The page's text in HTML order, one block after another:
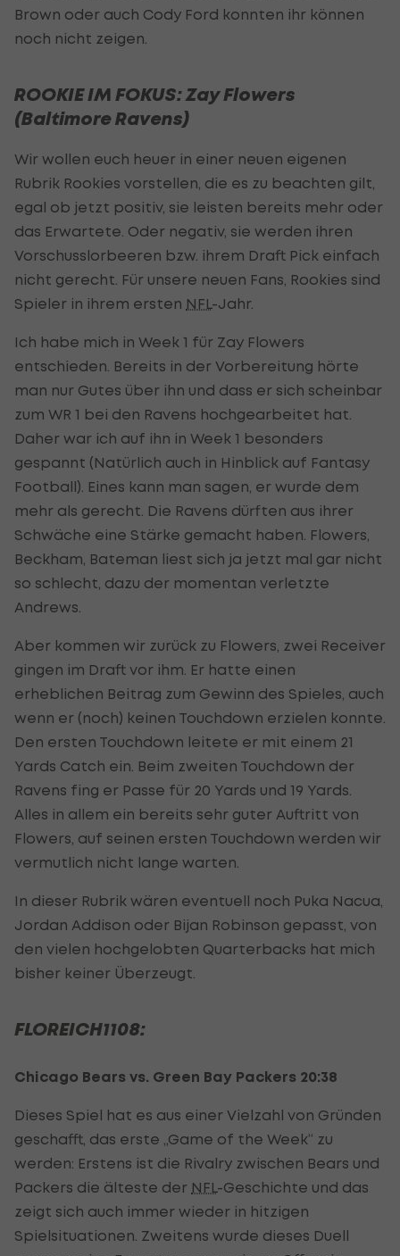
Brown oder auch Cody Ford konnten ihr können
noch nicht zeigen.
ROOKIE IM FOKUS: Zay Flowers
(Baltimore Ravens)
Wir wollen euch heuer in einer neuen eigenen
Rubrik Rookies vorstellen, die es zu beachten gilt,
egal ob jetzt positiv, sie leisten bereits mehr oder
das Erwartete. Oder negativ, sie werden ihren
Vorschusslorbeeren bzw. ihrem Draft Pick einfach
nicht gerecht. Für unsere neuen Fans, Rookies sind
Spieler in ihrem ersten NFL -Jahr.
Ich habe mich in Week 1 für Zay Flowers
entschieden. Bereits in der Vorbereitung hörte
man nur Gutes über ihn und dass er sich scheinbar
zum WR 1 bei den Ravens hochgearbeitet hat.
Daher war ich auf ihn in Week 1 besonders
gespannt (Natürlich auch in Hinblick auf Fantasy
Football). Eines kann man sagen, er wurde dem
mehr als gerecht. Die Ravens dürften aus ihrer
Schwäche eine Stärke gemacht haben. Flowers,
Beckham, Bateman liest sich ja jetzt mal gar nicht
so schlecht, dazu der momentan verletzte
Andrews.
Aber kommen wir zurück zu Flowers, zwei Receiver
gingen im Draft vor ihm. Er hatte einen
erheblichen Beitrag zum Gewinn des Spieles, auch
wenn er (noch) keinen Touchdown erzielen konnte.
Den ersten Touchdown leitete er mit einem 21
Yards Catch ein. Beim zweiten Touchdown der
Ravens fing er Passe für 20 Yards und 19 Yards.
Alles in allem ein bereits sehr guter Auftritt von
Flowers, auf seinen ersten Touchdown werden wir
vermutlich nicht lange warten.
In dieser Rubrik wären eventuell noch Puka Nacua,
Jordan Addison oder Bijan Robinson gepasst, von
den vielen hochgelobten Quarterbacks hat mich
bisher keiner Überzeugt.
FLOREICH1108:
Chicago Bears vs. Green Bay Packers 20:38
Dieses Spiel hat es aus einer Vielzahl von Gründen
geschafft, das erste „Game of the Week“ zu
werden: Erstens ist die Rivalry zwischen Bears und
Packers die älteste der NFL -Geschichte und das
zeigt sich auch immer wieder in hitzigen
Spielsituationen. Zweitens wurde dieses Duell